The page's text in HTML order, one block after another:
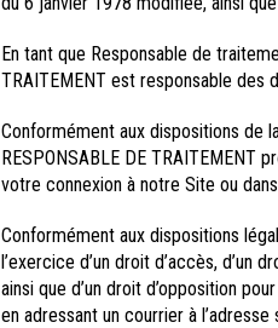
En tant que Responsable de
TRAITEMENT est responsable des
Conformément aux dispositions de
RESPONSABLE DE TRAITEMENT
votre connexion à notre Site ou
Conformément aux dispositions
l’exercice d’un droit d’accès, d’un
ainsi que d’un droit d’opposition
en adressant un courrier à l’adresse